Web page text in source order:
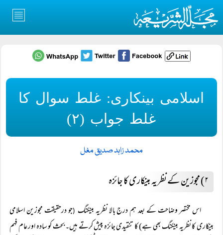
اسلامی بینکاری: غلط سوال کا
غلط جواب (۲)
محمد زاہد صدیق مغل
۲) مجوزین کے نظریہ بینکاری کا جائزہ
اس مختصر وضاحت کے بعد ہم درج بالا نظریہ بینکنگ (جو درحقیقت مجوزین اسلامی
بینکاری کا نظریہ بینکنگ بھی ہے) کا تنقیدی جائزہ پیش کرتے ہیں۔ بحث کو سادہ اور عام فہم